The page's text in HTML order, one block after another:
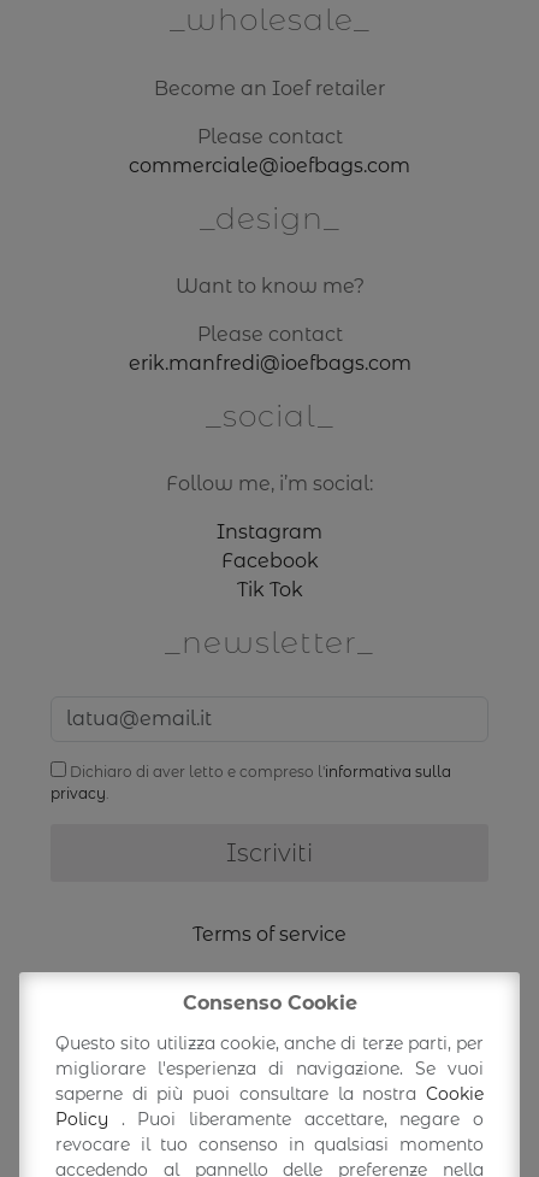
wholesale
Become an Ioef retailer
Please contact
commerciale@ioefbags.com
design
Want to know me?
Please contact
erik.manfredi@ioefbags.com
social
Follow me, i’m social:
Instagram
Facebook
Tik Tok
newsletter
Dichiaro di aver letto e compreso l'informativa sulla
privacy.
Terms of service
Shipping Information
Return/exchange
Accedi/Profilo
Consenso Cookie
Questo sito utilizza cookie, anche di terze parti, per
migliorare l'esperienza di navigazione. Se vuoi
saperne di più puoi consultare la nostra Cookie
Policy . Puoi liberamente accettare, negare o
revocare il tuo consenso in qualsiasi momento
accedendo al pannello delle preferenze nella